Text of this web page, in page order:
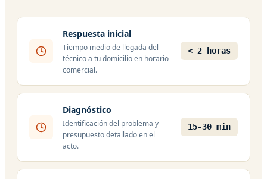
Respuesta inicial
Tiempo medio de llegada del
técnico a tu domicilio en horario
comercial.
< 2 horas
Diagnóstico
Identificación del problema y
presupuesto detallado en el
acto.
15-30 min